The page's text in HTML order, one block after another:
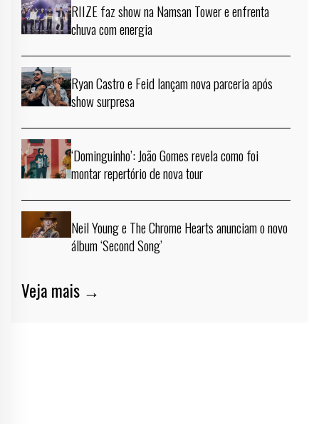
RIIZE faz show na Namsan Tower e enfrenta
chuva com energia
Ryan Castro e Feid lançam nova parceria após
show surpresa
‘Dominguinho’: João Gomes revela como foi
montar repertório de nova tour
Neil Young e The Chrome Hearts anunciam o novo
álbum ‘Second Song’
Veja mais →